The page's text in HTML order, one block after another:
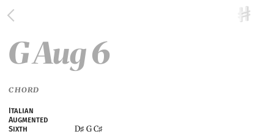
G Aug 6
CHORD
Italian
Augmented
Sixth
D♯ G C♯